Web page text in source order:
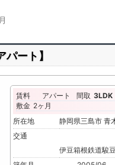
ート】
賃料 アパート 間取 3LDK
敷金 2ヶ月
所在地
静岡県三島市
交通
伊豆箱根鉄道駿